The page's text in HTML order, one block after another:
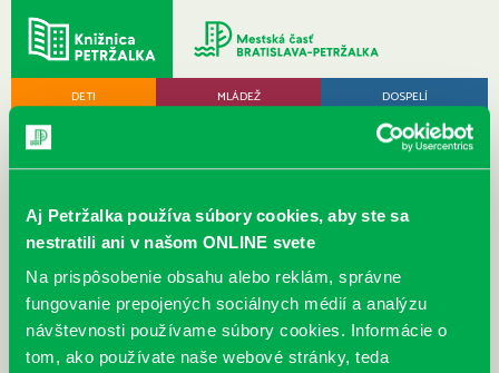
Aj Petržalka používa súbory cookies, aby ste sa
nestratili ani v našom ONLINE svete
Na prispôsobenie obsahu alebo reklám, správne
fungovanie prepojených sociálnych médií a analýzu
návštevnosti používame súbory cookies. Informácie o
tom, ako používate naše webové stránky, teda
DETI MLÁDEŽ DOSPELÍ
MENU
Nové knihy pre január 2020